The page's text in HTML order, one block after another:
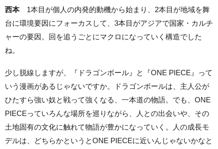
西本1本目が個人の内発的動機から始まり、2本目が地域を舞
台に環境要因にフォーカスして、3本目がアジアで国家・カルチ
ャーの要因。回を追うごとにマクロになっていく構造でした
ね。
少し脱線しますが、『ドラゴンボール』と『ONE PIECE』って
いう漫画があるじゃないですか。ドラゴンボールは、主人公が
ひたすら強い奴と戦って強くなる、一本道の物語。でも、ONE
PIECEっていろんな場所を巡りながら、人との出会いや、その
土地固有の文化に触れて物語が豊かになっていく。人の成長モ
デルは、どちらかというとONE PIECEに近いんじゃないかなと